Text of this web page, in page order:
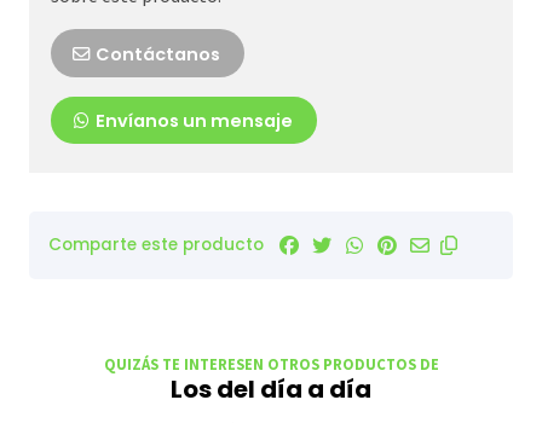
Contáctanos
Envíanos un mensaje
Comparte este producto
QUIZÁS TE INTERESEN OTROS PRODUCTOS DE
Los del día a día